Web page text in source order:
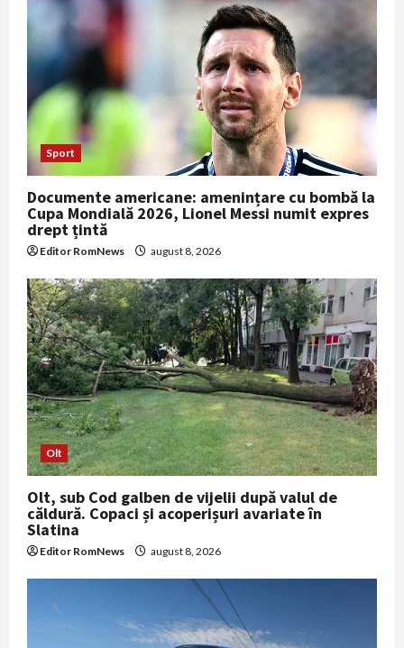
Sport
Documente americane: amenințare cu bombă la
Cupa Mondială 2026, Lionel Messi numit expres
drept țintă
Editor RomNews august 8, 2026
Olt
Olt, sub Cod galben de vijelii după valul de
căldură. Copaci și acoperișuri avariate în
Slatina
Editor RomNews august 8, 2026